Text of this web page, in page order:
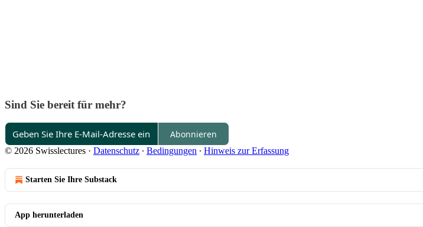
Sind Sie bereit für mehr?
Abonnieren
© 2026 Swisslectures · Datenschutz ∙ Bedingungen ∙ Hinweis zur Erfassung
Starten Sie Ihre Substack
App herunterladen